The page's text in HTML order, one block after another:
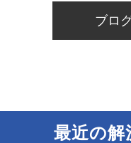
ブロ
最近の解